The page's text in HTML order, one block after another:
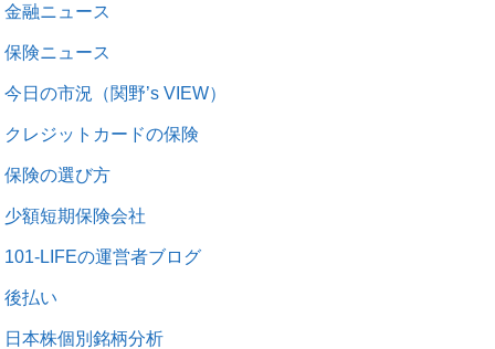
金融ニュース
保険ニュース
今日の市況（関野’s VIEW）
クレジットカードの保険
保険の選び方
少額短期保険会社
101-LIFEの運営者ブログ
後払い
日本株個別銘柄分析